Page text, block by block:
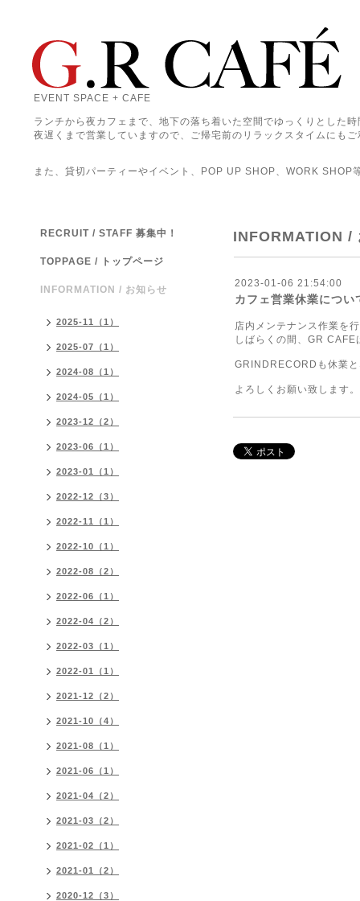
EVENT SPACE + CAFE
ランチから夜カフェまで、地下の落ち着いた空間でゆっくりとした
夜遅くまで営業していますので、ご帰宅前のリラックスタイムにも
また、貸切パーティーやイベント、POP UP SHOP、WORK SHOP
INFORMATION /
2023-01-06 21:54:00
カフェ営業休業につい
店内メンテナンス作業を
しばらくの間、GR
GRINDRECORDも休業
よろしくお願い致します。
RECRUIT / STAFF 募集中！
TOPPAGE / トップページ
INFORMATION / お知らせ
2025-11（1）
2025-07（1）
2024-08（1）
2024-05（1）
2023-12（2）
2023-06（1）
2023-01（1）
2022-12（3）
2022-11（1）
2022-10（1）
2022-08（2）
2022-06（1）
2022-04（2）
2022-03（1）
2022-01（1）
2021-12（2）
2021-10（4）
2021-08（1）
2021-06（1）
2021-04（2）
2021-03（2）
2021-02（1）
2021-01（2）
2020-12（3）